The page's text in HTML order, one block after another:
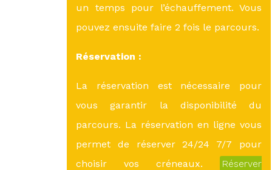
un temps pour l’échauffement. Vous
pouvez ensuite faire 2 fois le parcours.
Réservation :
La réservation est nécessaire pour
vous garantir la disponibilité du
parcours. La réservation en ligne vous
permet de réserver 24/24 7/7 pour
choisir vos créneaux.
Réserver